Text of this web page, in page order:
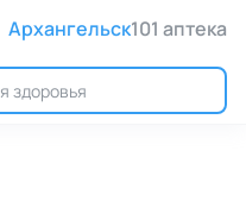
Архангельск101 аптека